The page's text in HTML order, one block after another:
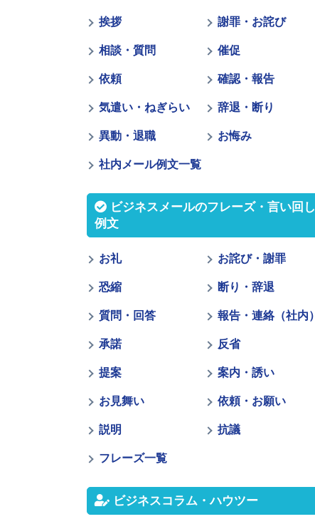
挨拶 謝罪・お詫び
相談・質問 催促
依頼 確認・報告
気遣い・ねぎらい 辞退・断り
異動・退職 お悔み
社内メール例文一覧
ビジネスメールのフレーズ・言い回し
例文
お礼 お詫び・謝罪
恐縮 断り・辞退
質問・回答 報告・連絡（社内）
承諾 反省
提案 案内・誘い
お見舞い 依頼・お願い
説明 抗議
フレーズ一覧
ビジネスコラム・ハウツー